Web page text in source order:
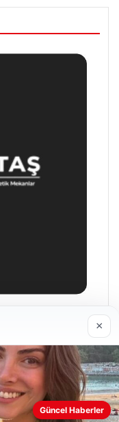
‘Tüm hemşehrilerimi
anlayabilmek,
×
Güncel Haberler